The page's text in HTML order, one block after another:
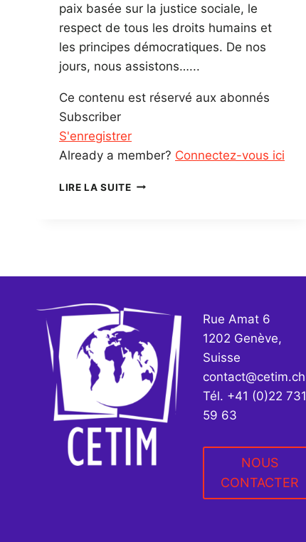
paix basée sur la justice sociale, le
respect de tous les droits humains et
les principes démocratiques. De nos
jours, nous assistons…...
Ce contenu est réservé aux abonnés
Subscriber
S'enregistrer
Already a member? Connectez-vous ici
LIRE LA SUITEMILITARISATION:
L’AUTODÉTERMINATION
Rue Amat 6
1202 Genève,
Suisse
contact@cetim.ch
Tél. +41 (0)22 731
59 63
NOUS
CONTACTER